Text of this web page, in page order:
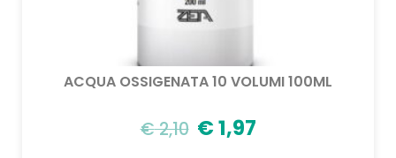
ACQUA OSSIGENATA 10 VOLUMI 100ML
€2,10 €1,97